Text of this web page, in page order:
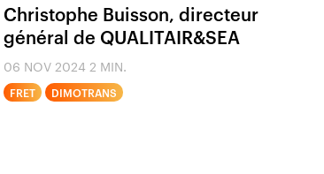
Christophe Buisson, directeur
général de QUALITAIR&SEA
06 NOV 2024 2 MIN.
FRET DIMOTRANS